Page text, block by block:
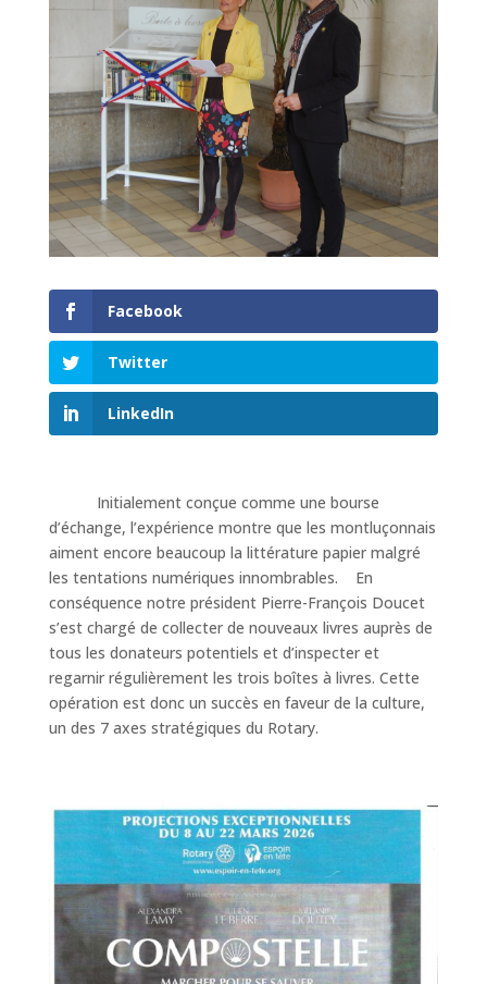
Facebook
Twitter
LinkedIn
Initialement conçue comme une bourse
d’échange, l’expérience montre que les montluçonnais
aiment encore beaucoup la littérature papier malgré
les tentations numériques innombrables. En
conséquence notre président Pierre-François Doucet
s’est chargé de collecter de nouveaux livres auprès de
tous les donateurs potentiels et d’inspecter et
regarnir régulièrement les trois boîtes à livres. Cette
opération est donc un succès en faveur de la culture,
un des 7 axes stratégiques du Rotary.